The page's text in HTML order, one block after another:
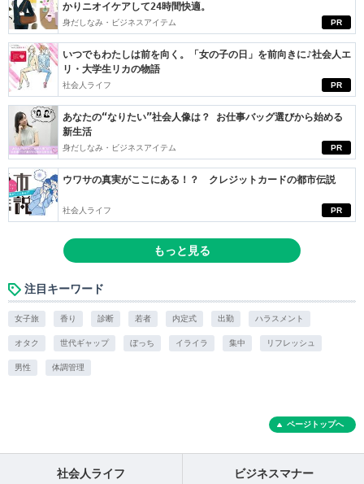
PR
かりニオイケアして24時間快適。
身だしなみ・ビジネスアイテム
PR
いつでもわたしは前を向く。「女の子の日」を前向きに♪社会人エ
リ・大学生リカの物語
社会人ライフ
PR
あなたの“なりたい”社会人像は？ お仕事バッグ選びから始める
新生活
身だしなみ・ビジネスアイテム
PR
ウワサの真実がここにある！？ クレジットカードの都市伝説
社会人ライフ
もっと見る
注目キーワード
女子旅 香り 診断 若者 内定式 出勤 ハラスメント
オタク 世代ギャップ ぼっち イライラ 集中 リフレッシュ
男性 体調管理
ページトップへ
社会人ライフ ビジネスマナー